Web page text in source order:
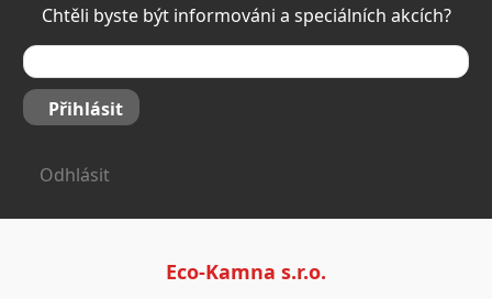
Chtěli byste být informováni a speciálních akcích?
Přihlásit
Odhlásit
Eco-Kamna s.r.o.